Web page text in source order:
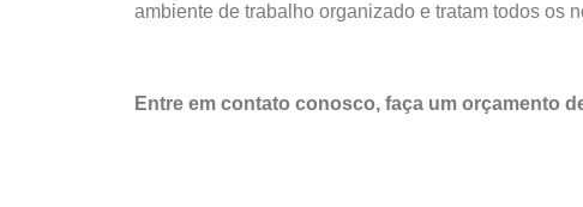
ambiente de trabalho organizado e tratam todos os
Entre em contato conosco, faça um orçamento